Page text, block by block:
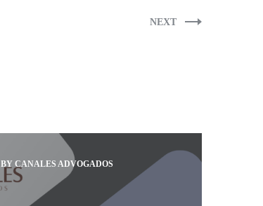
NEXT
BY CANALES ADVOGADOS